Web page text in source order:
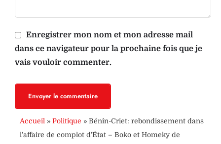
Enregistrer mon nom et mon adresse mail
dans ce navigateur pour la prochaine fois que je
vais vouloir commenter.
Envoyer le commentaire
Accueil » Politique » Bénin-Criet: rebondissement dans
l’affaire de complot d’État – Boko et Homeky de